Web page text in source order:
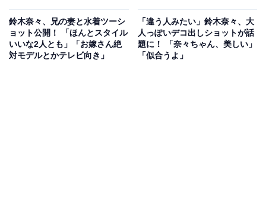
鈴木奈々、兄の妻と水着ツーシ
ョット公開！ 「ほんとスタイル
いいな2人とも」「お嫁さん絶
対モデルとかテレビ向き」
「違う人みたい」鈴木奈々、大
人っぽいデコ出しショットが話
題に！ 「奈々ちゃん、美しい」
「似合うよ」